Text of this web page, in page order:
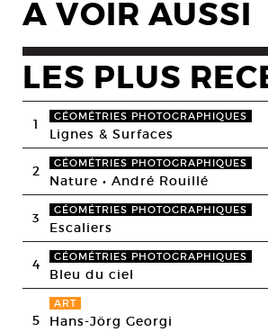
A VOIR AUSSI
LES PLUS
1 GÉOMÉTRIES PHOTOGRAPHIQUES
Lignes & Surfaces
2 GÉOMÉTRIES PHOTOGRAPHIQUES
Nature • André Rouillé
3 GÉOMÉTRIES PHOTOGRAPHIQUES
Escaliers
4 GÉOMÉTRIES PHOTOGRAPHIQUES
Bleu du ciel
5
ART
Hans-Jörg Georgi